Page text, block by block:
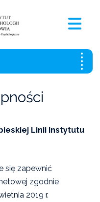
Domowej 2021
Linii Instytutu
się zapewnić
zgodnie
2019 r.